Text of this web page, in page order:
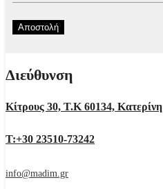
Διεύθυνση
Κίτρους 30, Τ.Κ 60134, Κατερίνη
Τ:+30 23510-73242
info@madim.gr